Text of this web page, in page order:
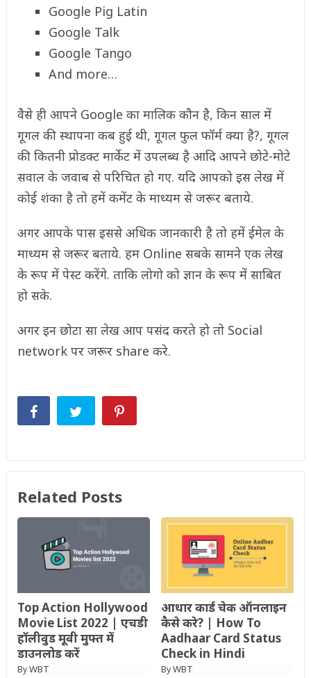
Google Pig Latin
Google Talk
Google Tango
And more…
वैसे ही आपने Google का मालिक कौन है, किन साल में
गूगल की स्थापना कब हुई थी, गूगल फुल फॉर्म क्या है?, गूगल
की कितनी प्रोडक्ट मार्केट में उपलब्ध है आदि आपने छोटे-मोटे
सवाल के जवाब से परिचित हो गए. यदि आपको इस लेख में
कोई शंका है तो हमें कमेंट के माध्यम से जरूर बताये.
अगर आपके पास इससे अधिक जानकारी है तो हमें ईमेल के
माध्यम से जरूर बताये. हम Online सबके सामने एक लेख
के रूप में पेस्ट करेंगे. ताकि लोगो को ज्ञान के रूप में साबित
हो सके.
अगर इन छोटा सा लेख आप पसंद करते हो तो Social
network पर जरूर share करे.
Related Posts
Top Action Hollywood
Movie List 2022 | एचडी
हॉलीवुड मूवी मुफ्त में
डाउनलोड करें
ByWBT
आधार कार्ड चेक ऑनलाइन
कैसे करे? | How To
Aadhaar Card Status
Check in Hindi
ByWBT